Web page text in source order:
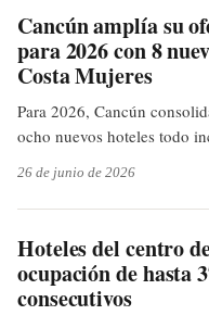
Cancún amplía su
para 2026 con 8
Costa Mujeres
Para 2026, Cancún
ocho nuevos hoteles todo
que inician en los 50 USD
href="investigacion web"
26 de junio de 2026
Hoteles del centro
ocupación de hasta
consecutivos